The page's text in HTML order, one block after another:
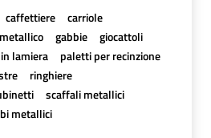
caffettiere
carriole
gabbie
giocattoli
lamiera
paletti per recinzione
ringhiere
scaffali metallici
metallici